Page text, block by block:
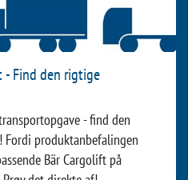
- Find den rigtige
- find den
produktanbefalingen
Bär Cargolift på